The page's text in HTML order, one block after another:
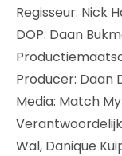
Regisseur: Nick
DOP: Daan
Producer: Daan
Media: Match
Wal, Danique